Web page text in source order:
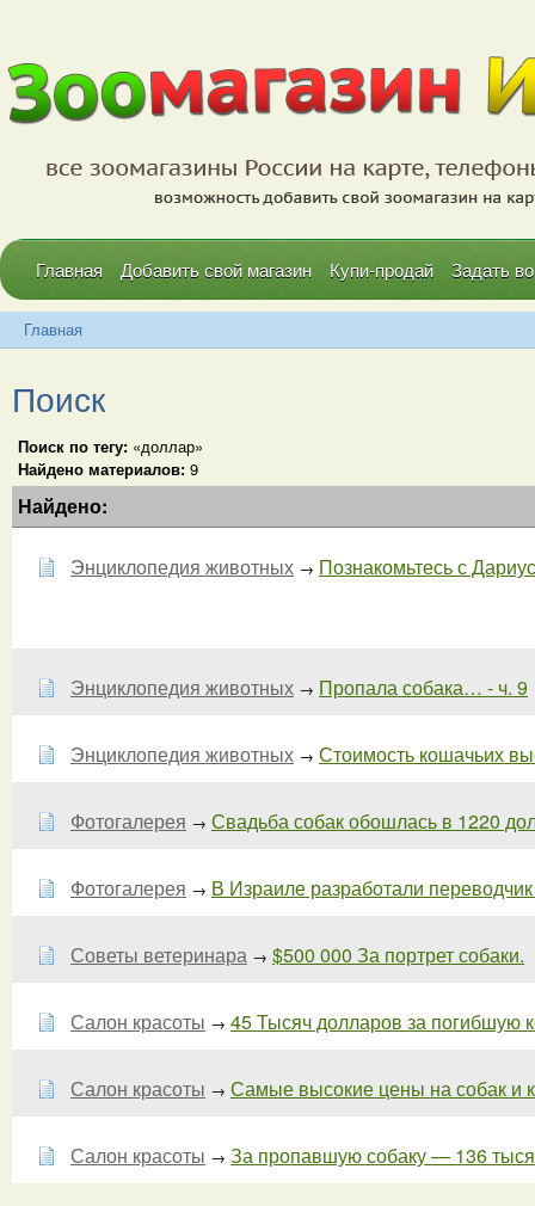
Главная Добавить свой магазин Купи-продай Задать
Главная
Поиск
Поиск по тегу: «доллар»
Найдено материалов: 9
Найдено:
Энциклопедия животных → Познакомьтесь с
Энциклопедия животных → Пропала собака… - ч. 9
Энциклопедия животных → Стоимость кошачьих
Фотогалерея → Свадьба собак обошлась в 1220
Фотогалерея → В Израиле разработали
Советы ветеринара → $500 000 За портрет собаки.
Салон красоты → 45 Тысяч долларов за погибшую
Салон красоты → Самые высокие цены на собак и
Салон красоты → За пропавшую собаку — 136